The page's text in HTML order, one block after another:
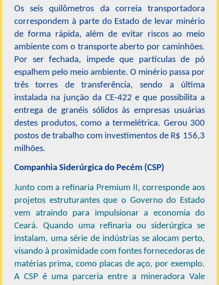
Os seis quilômetros da correia transportadora
correspondem à parte do Estado de levar minério
de forma rápida, além de evitar riscos ao meio
ambiente com o transporte aberto por caminhões.
Por ser fechada, impede que partículas de pó
espalhem pelo meio ambiente. O minério passa por
três torres de transferência, sendo a última
instalada na junção da CE-422 e que possibilita a
entrega de granéis sólidos às empresas usuárias
destes produtos, como a termelétrica. Gerou 300
postos de trabalho com investimentos de R$ 156,3
milhões.
Companhia Siderúrgica do Pecém (CSP)
Junto com a refinaria Premium II, corresponde aos
projetos estruturantes que o Governo do Estado
vem atraindo para impulsionar a economia do
Ceará. Quando uma refinaria ou siderúrgica se
instalam, uma série de indústrias se alocam perto,
visando à proximidade com fontes fornecedoras de
matérias prima, como placas de aço, por exemplo.
A CSP é uma parceria entre a mineradora Vale